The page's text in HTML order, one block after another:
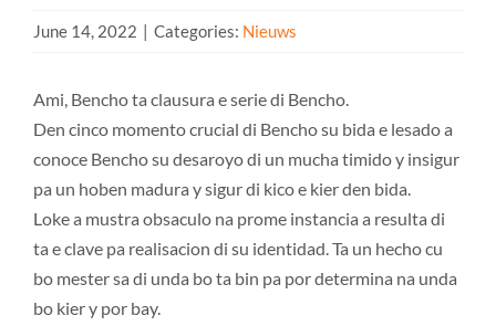
June 14, 2022 Categories: Nieuws
Ami, Bencho ta clausura e serie di Bencho.
Den cinco momento crucial di Bencho su bida e lesado a
conoce Bencho su desaroyo di un mucha timido y insigur
pa un hoben madura y sigur di kico e kier den bida.
Loke a mustra obsaculo na prome instancia a resulta di
ta e clave pa realisacion di su identidad. Ta un hecho cu
bo mester sa di unda bo ta bin pa por determina na unda
bo kier y por bay.